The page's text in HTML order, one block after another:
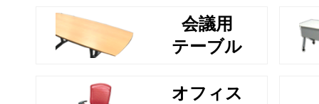
会議用
テーブル
オフィス